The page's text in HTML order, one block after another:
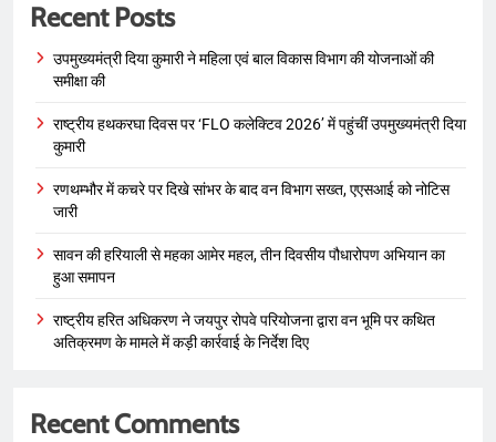
Recent Posts
उपमुख्यमंत्री दिया कुमारी ने महिला एवं बाल विकास विभाग की योजनाओं की
समीक्षा की
राष्ट्रीय हथकरघा दिवस पर ‘FLO कलेक्टिव 2026’ में पहुंचीं उपमुख्यमंत्री दिया
कुमारी
रणथम्भौर में कचरे पर दिखे सांभर के बाद वन विभाग सख्त, एएसआई को नोटिस
जारी
सावन की हरियाली से महका आमेर महल, तीन दिवसीय पौधारोपण अभियान का
हुआ समापन
राष्ट्रीय हरित अधिकरण ने जयपुर रोपवे परियोजना द्वारा वन भूमि पर कथित
अतिक्रमण के मामले में कड़ी कार्रवाई के निर्देश दिए
Recent Comments